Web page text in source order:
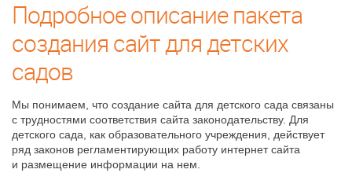
Подробное описание пакета
создания сайт для детских
садов
Мы понимаем, что создание сайта для детского сада связаны
с трудностями соответствия сайта законодательству. Для
детского сада, как образовательного учреждения, действует
ряд законов регламентирующих работу интернет сайта
и размещение информации на нем.